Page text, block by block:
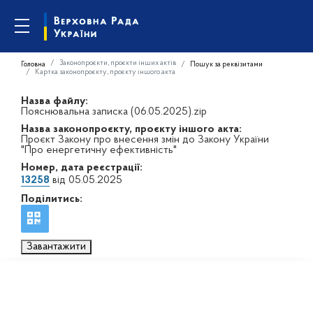
Головна Законопроєкти, проєкти інших актів
Пошук за реквізитами
Картка законопроєкту, проєкту іншого акта
Назва файлу:
Пояснювальна записка (06.05.2025).zip
Назва законопроєкту, проєкту іншого акта:
Проєкт Закону про внесення змін до Закону України
"Про енергетичну ефективність"
Номер, дата реєстрації:
13258 від 05.05.2025
Поділитись:
Завантажити